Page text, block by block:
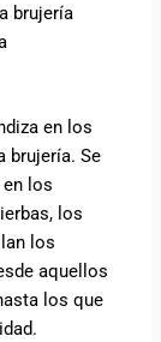
brujería
en los
brujería. Se
los
los
los
aquellos
los que